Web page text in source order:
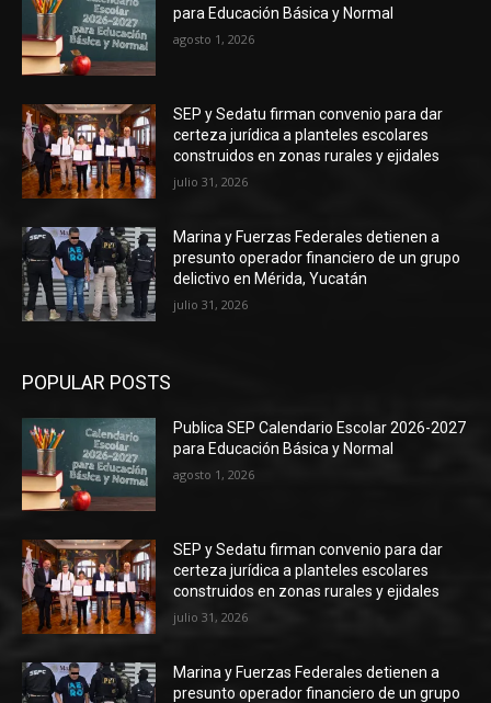
para Educación Básica y Normal
agosto 1, 2026
SEP y Sedatu firman convenio para dar
certeza jurídica a planteles escolares
construidos en zonas rurales y ejidales
julio 31, 2026
Marina y Fuerzas Federales detienen a
presunto operador financiero de un grupo
delictivo en Mérida, Yucatán
julio 31, 2026
POPULAR POSTS
Publica SEP Calendario Escolar 2026-2027
para Educación Básica y Normal
agosto 1, 2026
SEP y Sedatu firman convenio para dar
certeza jurídica a planteles escolares
construidos en zonas rurales y ejidales
julio 31, 2026
Marina y Fuerzas Federales detienen a
presunto operador financiero de un grupo